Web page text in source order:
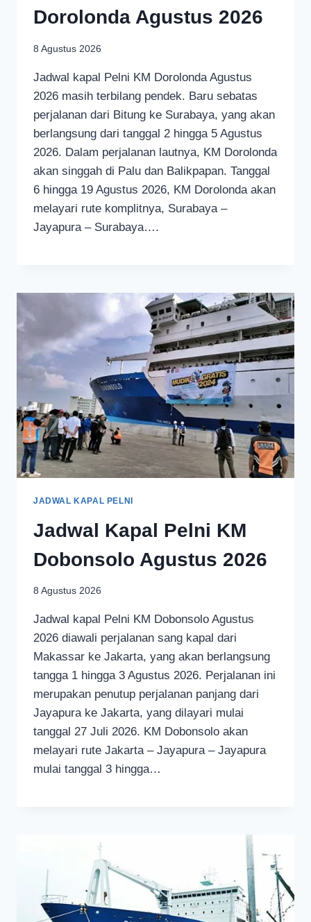
Dorolonda Agustus 2026
8 Agustus 2026
Jadwal kapal Pelni KM Dorolonda Agustus
2026 masih terbilang pendek. Baru sebatas
perjalanan dari Bitung ke Surabaya, yang akan
berlangsung dari tanggal 2 hingga 5 Agustus
2026. Dalam perjalanan lautnya, KM Dorolonda
akan singgah di Palu dan Balikpapan. Tanggal
6 hingga 19 Agustus 2026, KM Dorolonda akan
melayari rute komplitnya, Surabaya –
Jayapura – Surabaya….
JADWAL KAPAL PELNI
Jadwal Kapal Pelni KM
Dobonsolo Agustus 2026
8 Agustus 2026
Jadwal kapal Pelni KM Dobonsolo Agustus
2026 diawali perjalanan sang kapal dari
Makassar ke Jakarta, yang akan berlangsung
tangga 1 hingga 3 Agustus 2026. Perjalanan ini
merupakan penutup perjalanan panjang dari
Jayapura ke Jakarta, yang dilayari mulai
tanggal 27 Juli 2026. KM Dobonsolo akan
melayari rute Jakarta – Jayapura – Jayapura
mulai tanggal 3 hingga…